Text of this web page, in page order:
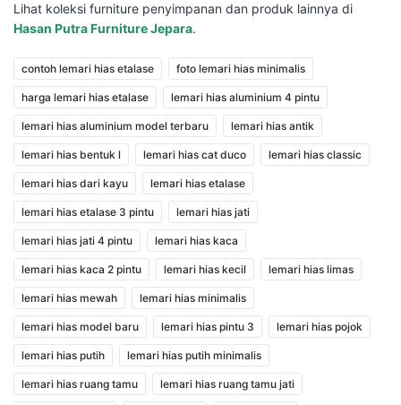
Lihat koleksi furniture penyimpanan dan produk lainnya di
Hasan Putra Furniture Jepara.
contoh lemari hias etalase foto lemari hias minimalis
harga lemari hias etalase lemari hias aluminium 4 pintu
lemari hias aluminium model terbaru lemari hias antik
lemari hias bentuk l lemari hias cat duco lemari hias classic
lemari hias dari kayu lemari hias etalase
lemari hias etalase 3 pintu lemari hias jati
lemari hias jati 4 pintu lemari hias kaca
lemari hias kaca 2 pintu lemari hias kecil lemari hias limas
lemari hias mewah lemari hias minimalis
lemari hias model baru lemari hias pintu 3 lemari hias pojok
lemari hias putih lemari hias putih minimalis
lemari hias ruang tamu lemari hias ruang tamu jati